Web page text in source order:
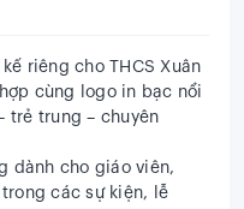
riêng cho
THCS Xuân
cùng logo in bạc nổi
trẻ trung – chuyên
dành cho giáo viên,
các sự kiện, lễ